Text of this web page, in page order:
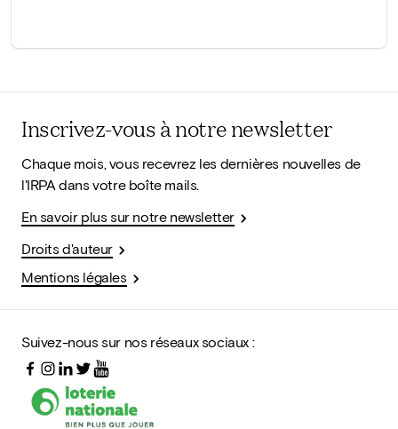
Inscrivez-vous à notre newsletter
Chaque mois, vous recevrez les dernières nouvelles de
l'IRPA dans votre boîte mails.
En savoir plus sur notre newsletter
Droits d'auteur
Mentions légales
Suivez-nous sur nos réseaux sociaux :